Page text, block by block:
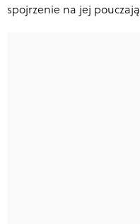
spojrzenie na jej